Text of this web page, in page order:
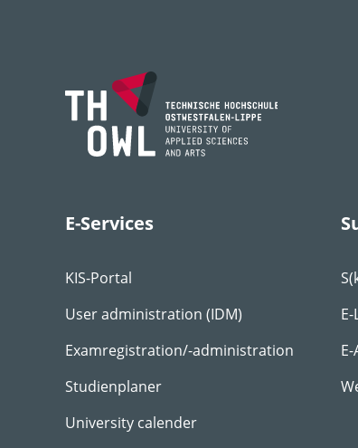
E-Services
KIS-Portal
User administration (IDM)
Examregistration/-administration
Studienplaner
University calender